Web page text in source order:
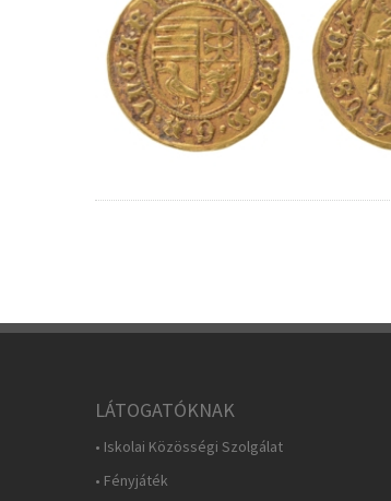
LÁTOGATÓKNAK
• Iskolai Közösségi Szolgálat
• Fényjáték